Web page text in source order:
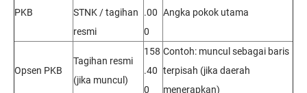
PKB
STNK / tagihan
resmi
.00
0
Angka pokok utama
Opsen PKB
Tagihan resmi
(jika muncul)
158
.40
0
Contoh: muncul sebagai baris
terpisah (jika daerah
menerapkan)